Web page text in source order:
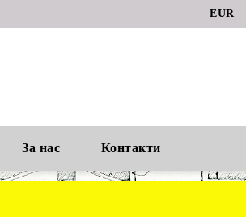
EUR
За нас Контакти